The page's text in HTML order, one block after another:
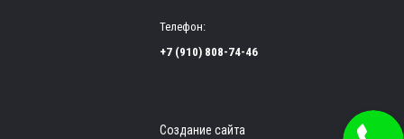
Телефон:
+7 (910) 808-74-46
Создание сайта